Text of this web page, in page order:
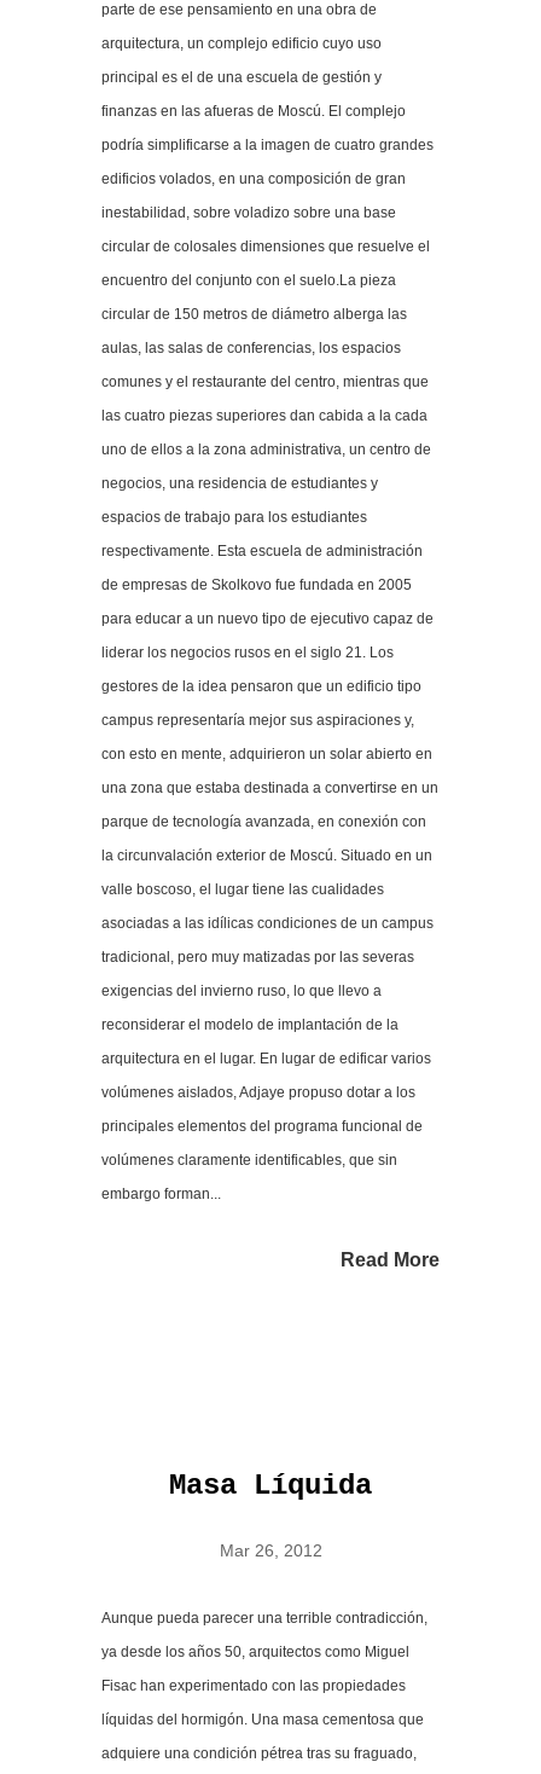
parte de ese pensamiento en una obra de
arquitectura, un complejo edificio cuyo uso
principal es el de una escuela de gestión y
finanzas en las afueras de Moscú. El complejo
podría simplificarse a la imagen de cuatro grandes
edificios volados, en una composición de gran
inestabilidad, sobre voladizo sobre una base
circular de colosales dimensiones que resuelve el
encuentro del conjunto con el suelo.La pieza
circular de 150 metros de diámetro alberga las
aulas, las salas de conferencias, los espacios
comunes y el restaurante del centro, mientras que
las cuatro piezas superiores dan cabida a la cada
uno de ellos a la zona administrativa, un centro de
negocios, una residencia de estudiantes y
espacios de trabajo para los estudiantes
respectivamente. Esta escuela de administración
de empresas de Skolkovo fue fundada en 2005
para educar a un nuevo tipo de ejecutivo capaz de
liderar los negocios rusos en el siglo 21. Los
gestores de la idea pensaron que un edificio tipo
campus representaría mejor sus aspiraciones y,
con esto en mente, adquirieron un solar abierto en
una zona que estaba destinada a convertirse en un
parque de tecnología avanzada, en conexión con
la circunvalación exterior de Moscú. Situado en un
valle boscoso, el lugar tiene las cualidades
asociadas a las idílicas condiciones de un campus
tradicional, pero muy matizadas por las severas
exigencias del invierno ruso, lo que llevo a
reconsiderar el modelo de implantación de la
arquitectura en el lugar. En lugar de edificar varios
volúmenes aislados, Adjaye propuso dotar a los
principales elementos del programa funcional de
volúmenes claramente identificables, que sin
embargo forman...
Read More
Masa Líquida
Mar 26, 2012
Aunque pueda parecer una terrible contradicción,
ya desde los años 50, arquitectos como Miguel
Fisac han experimentado con las propiedades
líquidas del hormigón. Una masa cementosa que
adquiere una condición pétrea tras su fraguado,